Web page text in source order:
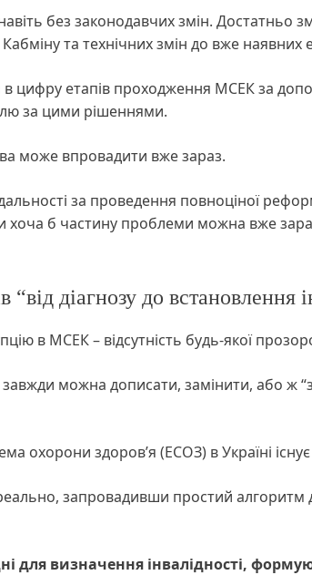
без законодавчих змін. Достатньо
та технічних змін до вже наявних
цифру етапів проходження МСЕК за
за цими рішеннями.
може впровадити вже зараз.
за проведення повноціної
хоча б частину проблеми можна вже
діагнозу до встановлення
в МСЕК – відсутність будь-якої
можна дописати, замінити, або ж
охорони здоров’я (ЕСОЗ) в Україні
запровадивши простий алгоритм
для визначення інвалідності,